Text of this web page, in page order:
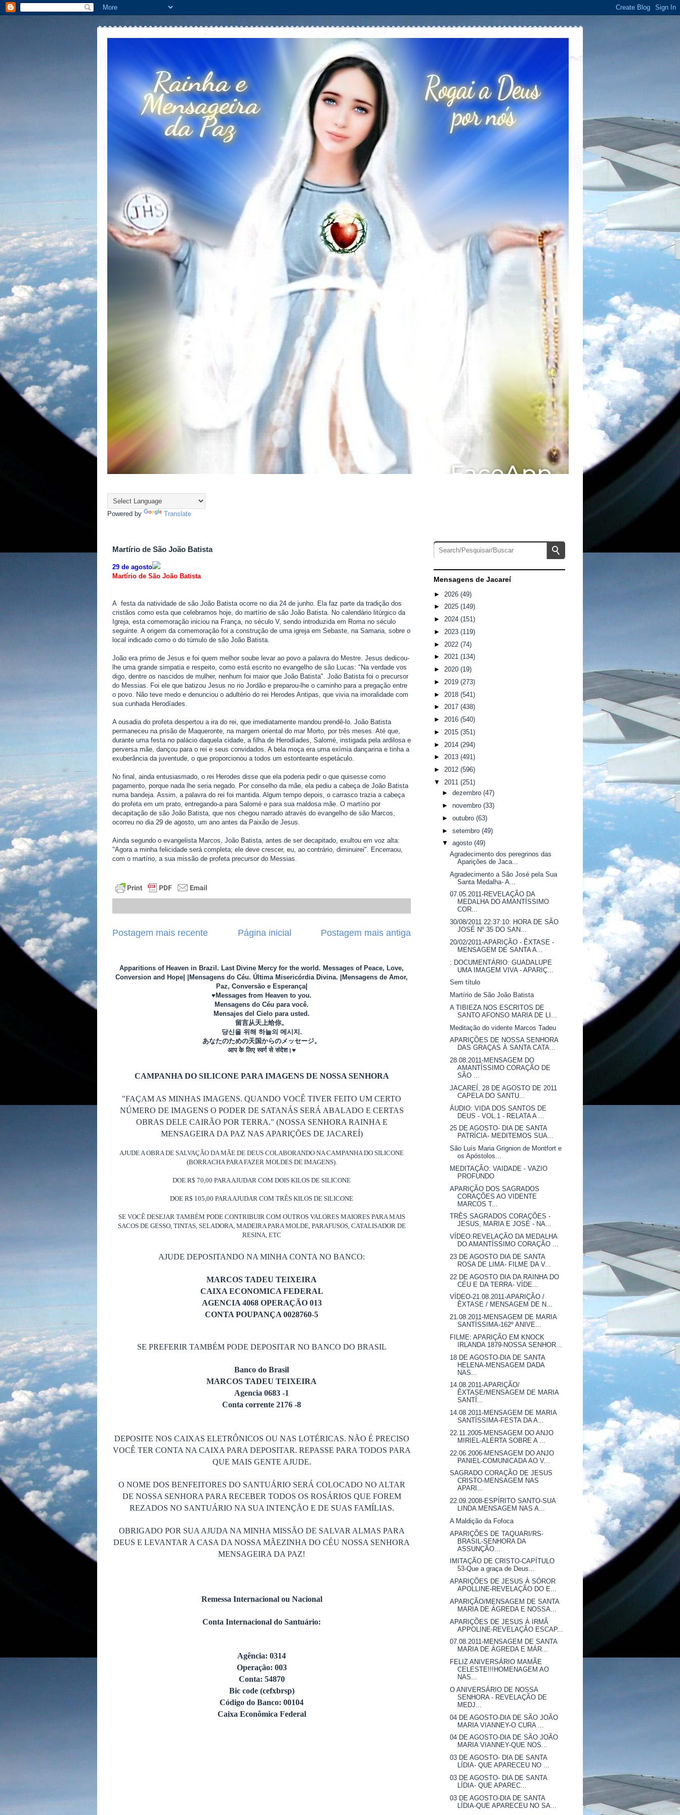
Powered by Translate
Martírio de São João Batista
29 de agosto
Martírio de São João Batista
A festa da natividade de são João Batista ocorre no dia 24 de junho. Ela faz parte da tradição dos
cristãos como esta que celebramos hoje, do martírio de são João Batista. No calendário litúrgico da
Igreja, esta comemoração iniciou na França, no século V, sendo introduzida em Roma no século
seguinte. A origem da comemoração foi a construção de uma igreja em Sebaste, na Samaria, sobre o
local indicado como o do túmulo de são João Batista.
João era primo de Jesus e foi quem melhor soube levar ao povo a palavra do Mestre. Jesus dedicou-
lhe uma grande simpatia e respeito, como está escrito no evangelho de são Lucas: "Na verdade vos
digo, dentre os nascidos de mulher, nenhum foi maior que João Batista". João Batista foi o precursor
do Messias. Foi ele que batizou Jesus no rio Jordão e preparou-lhe o caminho para a pregação entre
o povo. Não teve medo e denunciou o adultério do rei Herodes Antipas, que vivia na imoralidade com
sua cunhada Herodíades.
A ousadia do profeta despertou a ira do rei, que imediatamente mandou prendê-lo. João Batista
permaneceu na prisão de Maqueronte, na margem oriental do mar Morto, por três meses. Até que,
durante uma festa no palácio daquela cidade, a filha de Herodíades, Salomé, instigada pela ardilosa e
perversa mãe, dançou para o rei e seus convidados. A bela moça era uma exímia dançarina e tinha a
exuberância da juventude, o que proporcionou a todos um estonteante espetáculo.
No final, ainda entusiasmado, o rei Herodes disse que ela poderia pedir o que quisesse como
pagamento, porque nada lhe seria negado. Por conselho da mãe, ela pediu a cabeça de João Batista
numa bandeja. Assim, a palavra do rei foi mantida. Algum tempo depois, o carrasco trazia a cabeça
do profeta em um prato, entregando-a para Salomé e para sua maldosa mãe. O martírio por
decapitação de são João Batista, que nos chegou narrado através do evangelho de são Marcos,
ocorreu no dia 29 de agosto, um ano antes da Paixão de Jesus.
Ainda segundo o evangelista Marcos, João Batista, antes de ser decapitado, exultou em voz alta:
"Agora a minha felicidade será completa; ele deve crescer, eu, ao contrário, diminuirei". Encerraou,
com o martírio, a sua missão de profeta precursor do Messias.
Postagem mais recente Postagem mais antiga
Página inicial
Apparitions of Heaven in Brazil. Last Divine Mercy for the world. Messages of Peace, Love,
Conversion and Hope| |Mensagens do Céu. Última Misericórdia Divina. |Mensagens de Amor,
Paz, Conversão e Esperança|
♥Messages from Heaven to you.
Mensagens do Céu para você.
Mensajes del Cielo para usted.
留言从天上给你。
당신을 위해 하늘의 메시지.
あなたのための天国からのメッセージ。
आप के लिए स्वर्ग से संदेश।♥
CAMPANHA DO SILICONE PARA IMAGENS DE NOSSA SENHORA
"FAÇAM AS MINHAS IMAGENS. QUANDO VOCÊ TIVER FEITO UM CERTO
NÚMERO DE IMAGENS O PODER DE SATANÁS SERÁ ABALADO E CERTAS
OBRAS DELE CAIRÃO POR TERRA." (NOSSA SENHORA RAINHA E
MENSAGEIRA DA PAZ NAS APARIÇÕES DE JACAREÍ)
AJUDE A OBRA DE SALVAÇÃO DA MÃE DE DEUS COLABORANDO NA CAMPANHA DO SILICONE
(BORRACHA PARA FAZER MOLDES DE IMAGENS).
DOE R$ 70,00 PARA AJUDAR COM DOIS KILOS DE SILICONE
DOE R$ 105,00 PARA AJUDAR COM TRÊS KILOS DE SILICONE
SE VOCÊ DESEJAR TAMBÉM PODE CONTRIBUIR COM OUTROS VALORES MAIORES PARA MAIS
SACOS DE GESSO, TINTAS, SELADORA, MADEIRA PARA MOLDE, PARAFUSOS, CATALISADOR DE
RESINA, ETC
AJUDE DEPOSITANDO NA MINHA CONTA NO BANCO:
MARCOS TADEU TEIXEIRA
CAIXA ECONOMICA FEDERAL
AGENCIA 4068 OPERAÇÃO 013
CONTA POUPANÇA 0028760-5
SE PREFERIR TAMBÉM PODE DEPOSITAR NO BANCO DO BRASIL
Banco do Brasil
MARCOS TADEU TEIXEIRA
Agencia 0683 -1
Conta corrente 2176 -8
DEPOSITE NOS CAIXAS ELETRÔNICOS OU NAS LOTÉRICAS. NÃO É PRECISO
VOCÊ TER CONTA NA CAIXA PARA DEPOSITAR. REPASSE PARA TODOS PARA
QUE MAIS GENTE AJUDE.
O NOME DOS BENFEITORES DO SANTUÁRIO SERÁ COLOCADO NO ALTAR
DE NOSSA SENHORA PARA RECEBER TODOS OS ROSÁRIOS QUE FOREM
REZADOS NO SANTUÁRIO NA SUA INTENÇÃO E DE SUAS FAMÍLIAS.
OBRIGADO POR SUA AJUDA NA MINHA MISSÃO DE SALVAR ALMAS PARA
DEUS E LEVANTAR A CASA DA NOSSA MÃEZINHA DO CÉU NOSSA SENHORA
MENSAGEIRA DA PAZ!
Remessa Internacional ou Nacional
Conta Internacional do Santuário:
Agência: 0314
Operação: 003
Conta: 54870
Bic code (cefxbrsp)
Código do Banco: 00104
Caixa Econômica Federal
Mensagens de Jacareí
► 2026 (49)
► 2025 (149)
► 2024 (151)
► 2023 (119)
► 2022 (74)
► 2021 (134)
► 2020 (19)
► 2019 (273)
► 2018 (541)
► 2017 (438)
► 2016 (540)
► 2015 (351)
► 2014 (294)
► 2013 (491)
► 2012 (596)
▼ 2011 (251)
► dezembro (47)
► novembro (33)
► outubro (63)
► setembro (49)
▼ agosto (49)
Agradecimento dos peregrinos das
Aparições de Jaca...
Agradecimento a São José pela Sua
Santa Medalha- A...
07.05.2011-REVELAÇÃO DA
MEDALHA DO AMANTÍSSIMO
COR...
30/08/2011 22:37:10: HORA DE SÃO
JOSÉ Nº 35 DO SAN...
20/02/2011-APARIÇÃO - ÊXTASE -
MENSAGEM DE SANTA A...
: DOCUMENTÁRIO: GUADALUPE
UMA IMAGEM VIVA - APARIÇ...
Sem título
Martírio de São João Batista
A TIBIEZA NOS ESCRITOS DE
SANTO AFONSO MARIA DE LI...
Meditação do vidente Marcos Tadeu
APARIÇÕES DE NOSSA SENHORA
DAS GRAÇAS À SANTA CATA...
28.08.2011-MENSAGEM DO
AMANTÍSSIMO CORAÇÃO DE
SÃO ...
JACAREÍ, 28 DE AGOSTO DE 2011
CAPELA DO SANTU...
ÁUDIO: VIDA DOS SANTOS DE
DEUS - VOL.1 - RELATA A ...
25 DE AGOSTO- DIA DE SANTA
PATRÍCIA- MEDITEMOS SUA...
São Luís Maria Grignion de Montfort e
os Apóstolos...
MEDITAÇÃO: VAIDADE - VAZIO
PROFUNDO
APARIÇÃO DOS SAGRADOS
CORAÇÕES AO VIDENTE
MARCOS T...
TRÊS SAGRADOS CORAÇÕES -
JESUS, MARIA E JOSÉ - NA...
VÍDEO:REVELAÇÃO DA MEDALHA
DO AMANTÍSSIMO CORAÇÃO ...
23 DE AGOSTO DIA DE SANTA
ROSA DE LIMA- FILME DA V...
22 DE AGOSTO DIA DA RAINHA DO
CÉU E DA TERRA- VÍDE...
VÍDEO-21.08.2011-APARIÇÃO /
ÊXTASE / MENSAGEM DE N...
21.08.2011-MENSAGEM DE MARIA
SANTÍSSIMA-162º ANIVE...
FILME: APARIÇÃO EM KNOCK
IRLANDA 1879-NOSSA SENHOR...
18 DE AGOSTO-DIA DE SANTA
HELENA-MENSAGEM DADA
NAS...
14.08.2011-APARIÇÃO/
ÊXTASE/MENSAGEM DE MARIA
SANTÍ...
14.08.2011-MENSAGEM DE MARIA
SANTÍSSIMA-FESTA DA A...
22.11.2005-MENSAGEM DO ANJO
MIRIEL-ALERTA SOBRE A ...
22.06.2006-MENSAGEM DO ANJO
PANIEL-COMUNICADA AO V...
SAGRADO CORAÇÃO DE JESUS
CRISTO-MENSAGEM NAS
APARI...
22.09.2008-ESPÍRITO SANTO-SUA
LINDA MENSAGEM NAS A...
A Maldição da Fofoca
APARIÇÕES DE TAQUARI/RS-
BRASIL-SENHORA DA
ASSUNÇÃO...
IMITAÇÃO DE CRISTO-CAPÍTULO
53-Que a graça de Deus...
APARIÇÕES DE JESUS À SÓROR
APOLLINE-REVELAÇÃO DO E...
APARIÇÃO/MENSAGEM DE SANTA
MARIA DE ÁGREDA E NOSSA...
APARIÇÕES DE JESUS À IRMÃ
APPOLINE-REVELAÇÃO ESCAP...
07.08.2011-MENSAGEM DE SANTA
MARIA DE ÁGREDA E MÁR...
FELIZ ANIVERSÁRIO MAMÃE
CELESTE!!!HOMENAGEM AO
NAS...
O ANIVERSÁRIO DE NOSSA
SENHORA - REVELAÇÃO DE
MEDJ...
04 DE AGOSTO-DIA DE SÃO JOÃO
MARIA VIANNEY-O CURA ...
04 DE AGOSTO-DIA DE SÃO JOÃO
MARIA VIANNEY-QUE NOS...
03 DE AGOSTO- DIA DE SANTA
LÍDIA- QUE APARECEU NO ...
03 DE AGOSTO- DIA DE SANTA
LÍDIA- QUE APAREC...
03 DE AGOSTO-DIA DE SANTA
LÍDIA-QUE APARECEU NO SA...